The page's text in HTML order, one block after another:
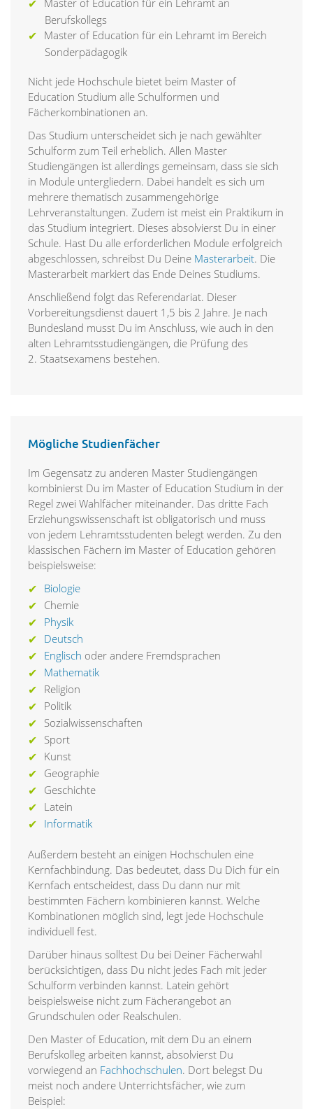
Master of Education für ein Lehramt an
Berufskollegs
Master of Education für ein Lehramt im Bereich
Sonderpädagogik
Nicht jede Hochschule bietet beim Master of
Education Studium alle Schulformen und
Fächerkombinationen an.
Das Studium unterscheidet sich je nach gewählter
Schulform zum Teil erheblich. Allen Master
Studiengängen ist allerdings gemeinsam, dass sie sich
in Module untergliedern. Dabei handelt es sich um
mehrere thematisch zusammengehörige
Lehrveranstaltungen. Zudem ist meist ein Praktikum in
das Studium integriert. Dieses absolvierst Du in einer
Schule. Hast Du alle erforderlichen Module erfolgreich
abgeschlossen, schreibst Du Deine Masterarbeit. Die
Masterarbeit markiert das Ende Deines Studiums.
Anschließend folgt das Referendariat. Dieser
Vorbereitungsdienst dauert 1,5 bis 2 Jahre. Je nach
Bundesland musst Du im Anschluss, wie auch in den
alten Lehramtsstudiengängen, die Prüfung des
2. Staatsexamens bestehen.
Mögliche Studienfächer
Im Gegensatz zu anderen Master Studiengängen
kombinierst Du im Master of Education Studium in der
Regel zwei Wahlfächer miteinander. Das dritte Fach
Erziehungswissenschaft ist obligatorisch und muss
von jedem Lehramtsstudenten belegt werden. Zu den
klassischen Fächern im Master of Education gehören
beispielsweise:
Biologie
Chemie
Physik
Deutsch
Englisch oder andere Fremdsprachen
Mathematik
Religion
Politik
Sozialwissenschaften
Sport
Kunst
Geographie
Geschichte
Latein
Informatik
Außerdem besteht an einigen Hochschulen eine
Kernfachbindung. Das bedeutet, dass Du Dich für ein
Kernfach entscheidest, dass Du dann nur mit
bestimmten Fächern kombinieren kannst. Welche
Kombinationen möglich sind, legt jede Hochschule
individuell fest.
Darüber hinaus solltest Du bei Deiner Fächerwahl
berücksichtigen, dass Du nicht jedes Fach mit jeder
Schulform verbinden kannst. Latein gehört
beispielsweise nicht zum Fächerangebot an
Grundschulen oder Realschulen.
Den Master of Education, mit dem Du an einem
Berufskolleg arbeiten kannst, absolvierst Du
vorwiegend an Fachhochschulen. Dort belegst Du
meist noch andere Unterrichtsfächer, wie zum
Beispiel: